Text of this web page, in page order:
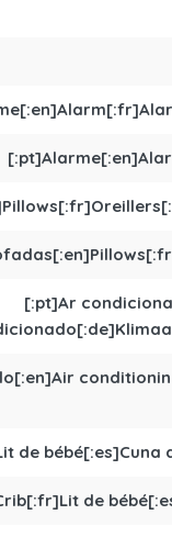
[:pt]Ar
de bébé[:es]Cuna
de